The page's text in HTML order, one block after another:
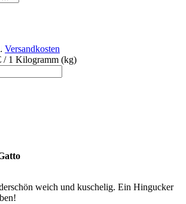
Versandkosten
/ 1 Kilogramm (kg)
weich und kuschelig. Ein Hingucker